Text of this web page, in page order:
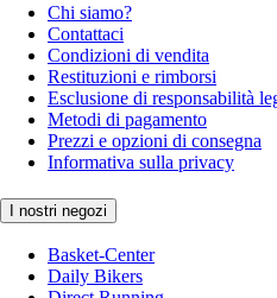
Chi siamo?
Contattaci
Condizioni di vendita
Restituzioni e rimborsi
Esclusione di responsabilità
Metodi di pagamento
Prezzi e opzioni di consegna
Informativa sulla privacy
I nostri negozi
Basket-Center
Daily Bikers